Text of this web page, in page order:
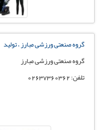
گروه صنعتی ورزشی مبارز ، تولید
گروه صنعتی ورزشی مبارز
تلفن: 02637360362